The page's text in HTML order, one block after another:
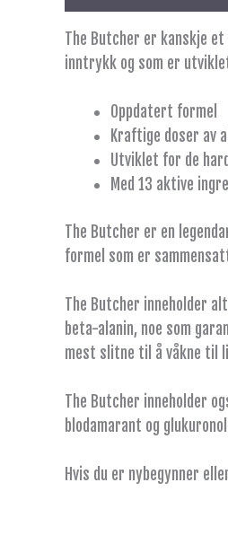
The Butcher er kanskje
inntrykk og som er
Oppdatert formel
Kraftige doser av
Utviklet for de
Med 13 aktive
The Butcher er en
formel som er
The Butcher inneholder
beta-alanin, noe som
mest slitne til å våkne til
The Butcher inneholder
blodamarant og
Hvis du er nybegynner